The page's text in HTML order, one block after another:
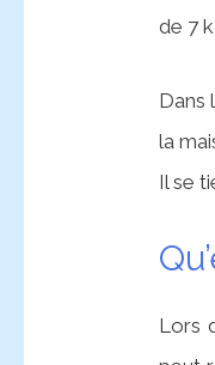
de 7
Dans
la
Il se
Lors